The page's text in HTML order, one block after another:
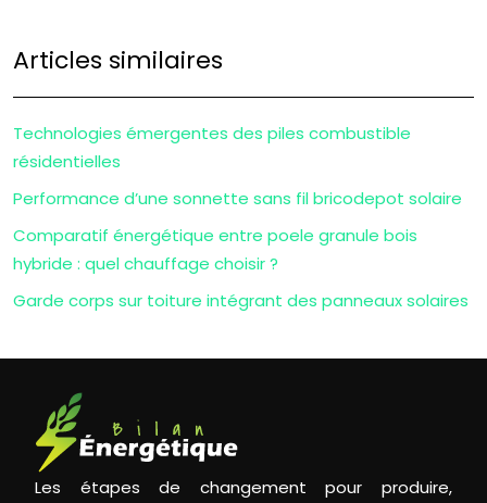
Articles similaires
Technologies émergentes des piles combustible
résidentielles
Performance d’une sonnette sans fil bricodepot solaire
Comparatif énergétique entre poele granule bois
hybride : quel chauffage choisir ?
Garde corps sur toiture intégrant des panneaux solaires
Les étapes de changement pour produire,